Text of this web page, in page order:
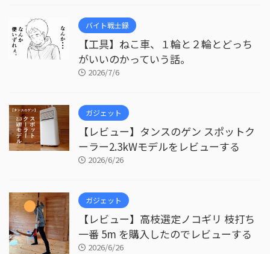
バイト戦士録
【工具】ねこ車、１輪と２輪とどっち
がいいのかっていう話。
2026/7/6
ガジェット
【レビュー】タンスのゲン スポットク
ーラー2.3kWモデルをレビューする
2026/6/26
ガジェット
【レビュー】高枝選定ノコギリ 枝打ち
一番 5m を購入したのでレビューする
2026/6/26